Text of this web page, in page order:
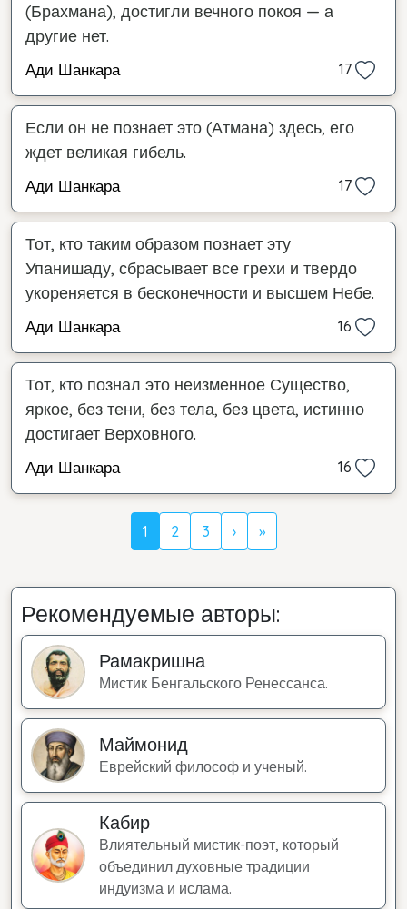
(Брахмана), достигли вечного покоя — а
другие нет.
Ади Шанкара 17
Если он не познает это (Атмана) здесь, его
ждет великая гибель.
Ади Шанкара 17
Тот, кто таким образом познает эту
Упанишаду, сбрасывает все грехи и твердо
укореняется в бесконечности и высшем Небе.
Ади Шанкара 16
Тот, кто познал это неизменное Существо,
яркое, без тени, без тела, без цвета, истинно
достигает Верховного.
Ади Шанкара 16
1 2 3 › »
Рекомендуемые авторы:
Рамакришна
Мистик Бенгальского Ренессанса.
Маймонид
Еврейский философ и ученый.
Кабир
Влиятельный мистик-поэт, который
объединил духовные традиции
индуизма и ислама.